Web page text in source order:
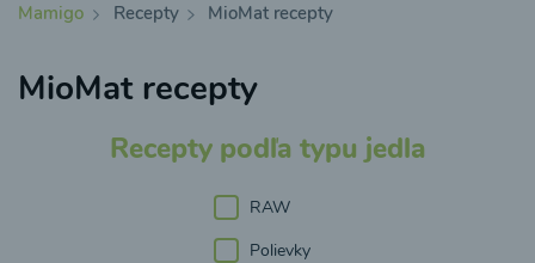
Mamigo Recepty MioMat recepty
MioMat recepty
Recepty podľa typu jedla
RAW
Polievky